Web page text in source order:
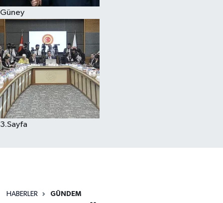
Güney
3.Sayfa
HABERLER GÜNDEM